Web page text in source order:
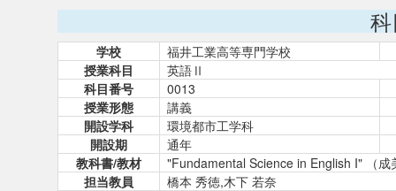
学校
福井工業高等専門学校
授業科目
英語Ⅱ
科目番号
0013
授業形態
講義
開設学科
環境都市工学科
開設期
通年
教科書/教材
"Fundamental Science in English I" （
担当教員
橋本 秀徳,木下 若奈